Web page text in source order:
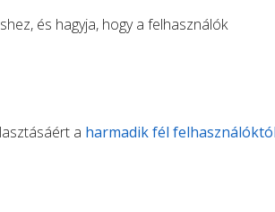
és hagyja, hogy a felhasználók
a harmadik fél felhasználóktól